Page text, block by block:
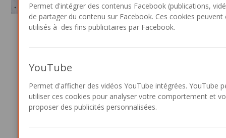
.
Permet d'intégrer des contenus Facebook (publications,
de partager du contenu sur Facebook. Ces cookies peuvent
utilisés à des fins publicitaires par Facebook.
YouTube
Permet d'afficher des vidéos YouTube intégrées. YouTube
utiliser ces cookies pour analyser votre comportement et
proposer des publicités personnalisées.